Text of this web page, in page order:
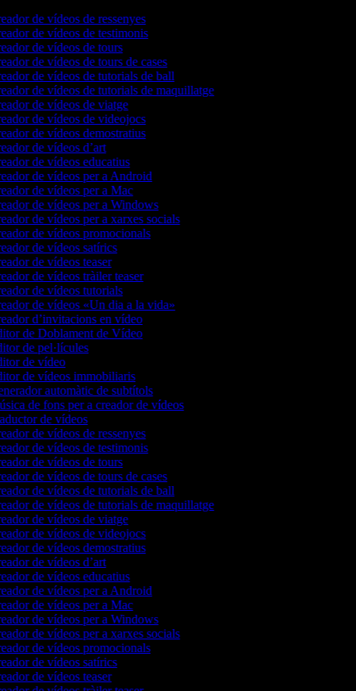
de vídeos de ressenyes
de vídeos de testimonis
de vídeos de tours
de vídeos de tours de cases
de vídeos de tutorials de ball
de vídeos de tutorials de maquillatge
de vídeos de viatge
de vídeos de videojocs
de vídeos demostratius
de vídeos d’art
de vídeos educatius
de vídeos per a Android
de vídeos per a Mac
de vídeos per a Windows
de vídeos per a xarxes socials
de vídeos promocionals
de vídeos satírics
de vídeos teaser
de vídeos tràiler teaser
de vídeos tutorials
de vídeos «Un dia a la vida»
d’invitacions en vídeo
de Doblament de Vídeo
de pel·lícules
de vídeo
de vídeos immobiliaris
automàtic de subtítols
de fons per a creador de vídeos
de vídeos
de vídeos de ressenyes
de vídeos de testimonis
de vídeos de tours
de vídeos de tours de cases
de vídeos de tutorials de ball
de vídeos de tutorials de maquillatge
de vídeos de viatge
de vídeos de videojocs
de vídeos demostratius
de vídeos d’art
de vídeos educatius
de vídeos per a Android
de vídeos per a Mac
de vídeos per a Windows
de vídeos per a xarxes socials
de vídeos promocionals
de vídeos satírics
de vídeos teaser